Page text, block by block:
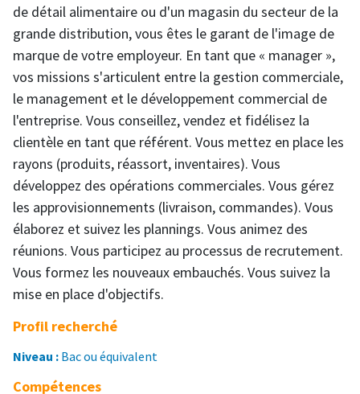
de détail alimentaire ou d'un magasin du secteur de la
grande distribution, vous êtes le garant de l'image de
marque de votre employeur. En tant que « manager »,
vos missions s'articulent entre la gestion commerciale,
le management et le développement commercial de
l'entreprise. Vous conseillez, vendez et fidélisez la
clientèle en tant que référent. Vous mettez en place les
rayons (produits, réassort, inventaires). Vous
développez des opérations commerciales. Vous gérez
les approvisionnements (livraison, commandes). Vous
élaborez et suivez les plannings. Vous animez des
réunions. Vous participez au processus de recrutement.
Vous formez les nouveaux embauchés. Vous suivez la
mise en place d'objectifs.
Profil recherché
Niveau : Bac ou équivalent
Compétences